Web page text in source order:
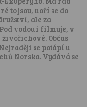
to jsou, noří se do
ale za
vodou i filmuje, v
Občas
se potápí u
Norska. Vydává se